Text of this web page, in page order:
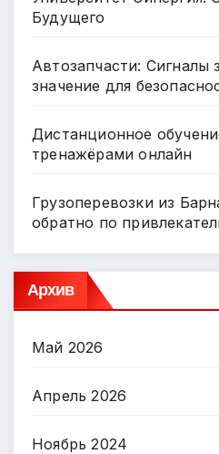
Будущего
Автозапчасти: Сигналы
значение для
Дистанционное
тренажёрами онлайн
Грузоперевозки из
обратно по
Архив
Май 2026
Апрель 2026
Ноябрь 2024